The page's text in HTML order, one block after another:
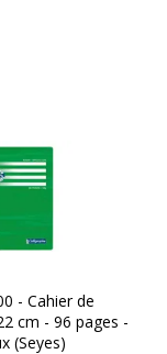
- Cahier de
cm - 96 pages -
(Seyes)